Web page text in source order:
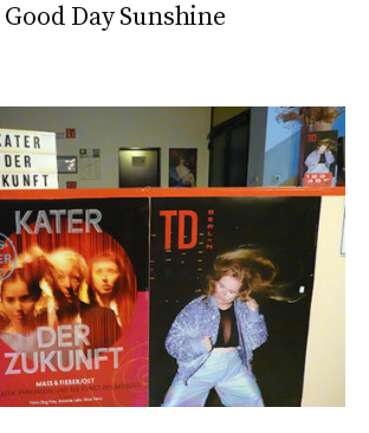
Good Day Sunshine